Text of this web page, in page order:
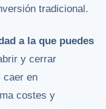
tradicional.
a la que puedes
y cerrar
caer en
costes y